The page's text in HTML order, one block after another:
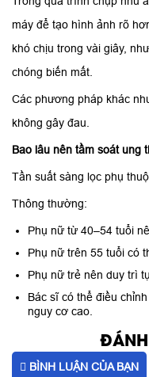
máy để tạo hình ảnh rõ
khó chịu trong vài giây,
chóng biến mất.
Các phương pháp khác
không gây đau.
Bao lâu nên tầm soát ung
Tần suất sàng lọc phụ
Thông thường:
Phụ nữ từ 40–54 tuổi
Phụ nữ trên 55 tuổi có
Phụ nữ trẻ nên duy trì
Bác sĩ có thể điều
nguy cơ cao.
BÌNH LUẬN CỦA BẠN